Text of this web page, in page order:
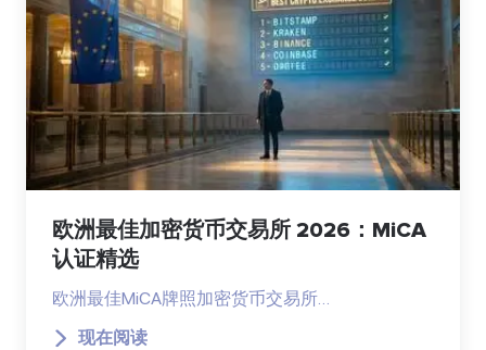
欧洲最佳加密货币交易所 2026：MiCA
认证精选
欧洲最佳MiCA牌照加密货币交易所…
现在阅读